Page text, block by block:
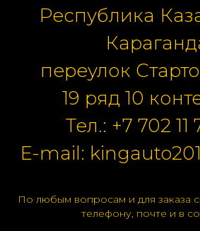
Республика
переулок
19 ряд 10
Тел.: +7 702 11
E-mail:
По любым вопросам и для заказа
телефону, почте и в